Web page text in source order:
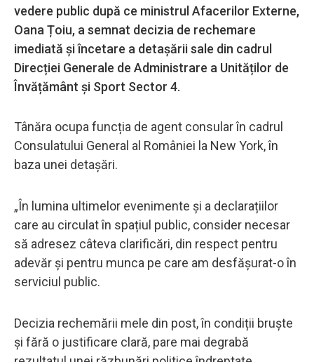
vedere public după ce ministrul Afacerilor Externe,
Oana Țoiu, a semnat decizia de rechemare
imediată și încetare a detașării sale din cadrul
Direcției Generale de Administrare a Unităților de
Învățământ și Sport Sector 4.
Tânăra ocupa funcția de agent consular în cadrul
Consulatului General al României la New York, în
baza unei detașări.
„În lumina ultimelor evenimente și a declarațiilor
care au circulat în spațiul public, consider necesar
să adresez câteva clarificări, din respect pentru
adevăr și pentru munca pe care am desfășurat-o în
serviciul public.
Decizia rechemării mele din post, în condiții bruște
și fără o justificare clară, pare mai degrabă